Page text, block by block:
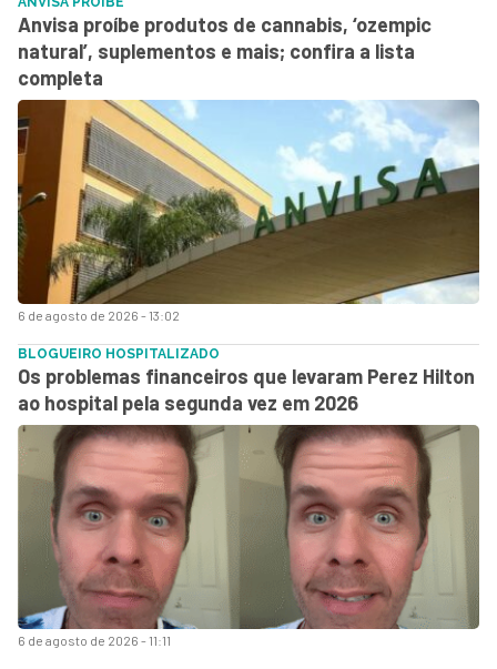
6 de agosto de 2026 - 13:02
Anvisa proíbe produtos de cannabis, ‘ozempic
natural’, suplementos e mais; confira a lista
completa
6 de agosto de 2026 - 11:11
BLOGUEIRO HOSPITALIZADO
Os problemas financeiros que levaram Perez Hilton
ao hospital pela segunda vez em 2026